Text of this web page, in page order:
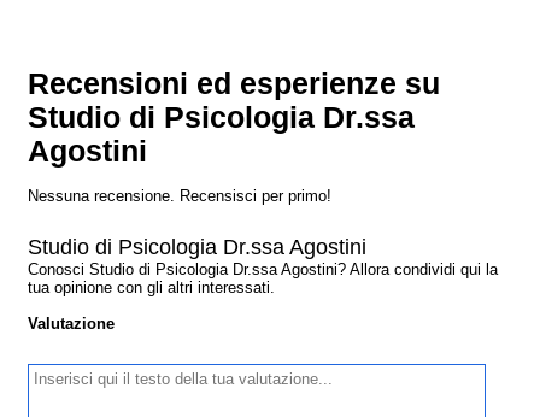
Recensioni ed esperienze su
Studio di Psicologia Dr.ssa
Agostini
Nessuna recensione. Recensisci per primo!
Studio di Psicologia Dr.ssa Agostini
Conosci Studio di Psicologia Dr.ssa Agostini? Allora condividi qui la
tua opinione con gli altri interessati.
Valutazione